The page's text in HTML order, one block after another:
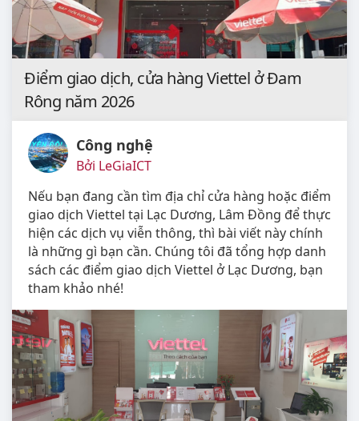
Điểm giao dịch, cửa hàng Viettel ở Đam
Rông năm 2026
Công nghệ
Bởi LeGiaICT
Nếu bạn đang cần tìm địa chỉ cửa hàng hoặc điểm
giao dịch Viettel tại Lạc Dương, Lâm Đồng để thực
hiện các dịch vụ viễn thông, thì bài viết này chính
là những gì bạn cần. Chúng tôi đã tổng hợp danh
sách các điểm giao dịch Viettel ở Lạc Dương, bạn
tham khảo nhé!